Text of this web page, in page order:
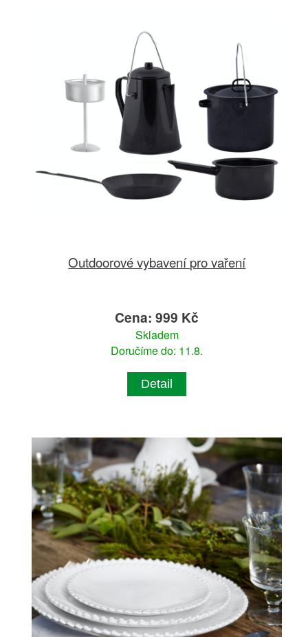
Outdoorové vybavení pro vaření
Cena: 999 Kč
Skladem
Doručíme do: 11.8.
Detail